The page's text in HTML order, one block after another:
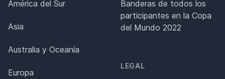
América del Sur
Asia
Australia y Oceanía
Europa
Banderas de todos los
participantes en la Copa
del Mundo 2022
LEGAL